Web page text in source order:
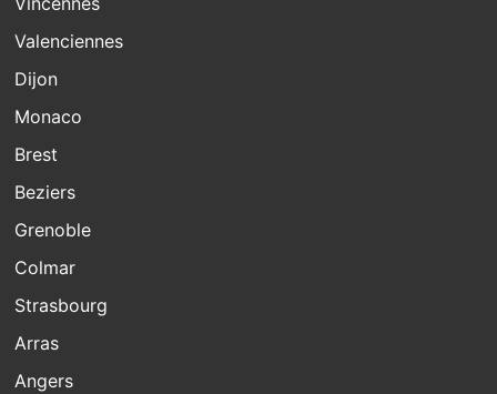
Valenciennes
Dijon
Monaco
Brest
Beziers
Grenoble
Colmar
Strasbourg
Arras
Angers